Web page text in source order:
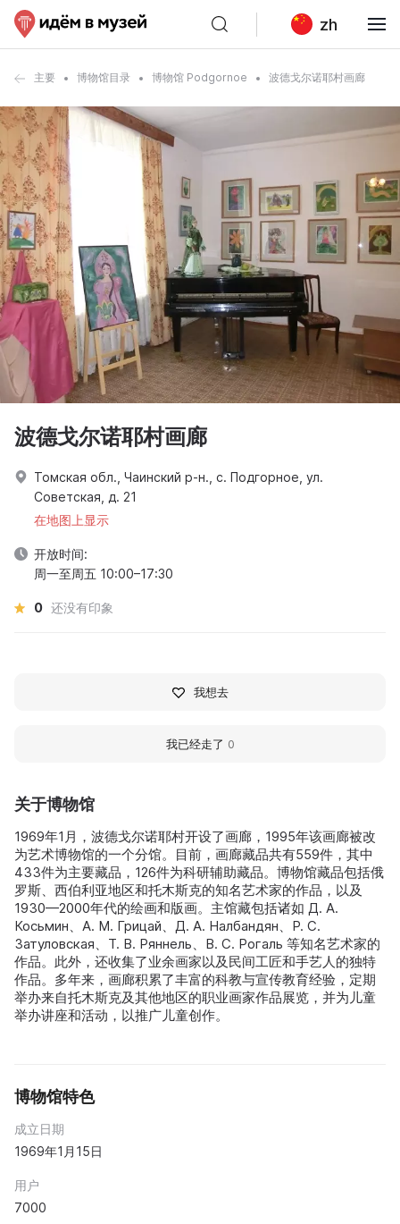
zh
主要 博物馆目录 博物馆 Podgornoe 波德戈尔诺耶村画廊
关于博物馆
1969年1月，波德戈尔诺耶村开设了画廊，1995年该画廊被改
为艺术博物馆的一个分馆。目前，画廊藏品共有559件，其中
433件为主要藏品，126件为科研辅助藏品。博物馆藏品包括俄
罗斯、西伯利亚地区和托木斯克的知名艺术家的作品，以及
1930—2000年代的绘画和版画。主馆藏包括诸如 Д. А.
Косьмин、А. М. Грицай、Д. А. Налбандян、Р. С.
Затуловская、Т. В. Ряннель、В. С. Рогаль 等知名艺术家的
作品。此外，还收集了业余画家以及民间工匠和手艺人的独特
作品。多年来，画廊积累了丰富的科教与宣传教育经验，定期
举办来自托木斯克及其他地区的职业画家作品展览，并为儿童
举办讲座和活动，以推广儿童创作。
博物馆特色
成立日期
1969年1月15日
用户
7000
波德戈尔诺耶村画廊
Томская обл., Чаинский р-н., с. Подгорное, ул.
Советская, д. 21
在地图上显示
开放时间:
周一至周五 10:00–17:30
0 还没有印象
我想去
我已经走了 0